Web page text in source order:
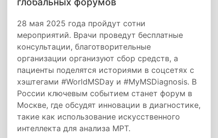
28 мая 2025 года пройдут сотни
мероприятий. Врачи проведут бесплатные
консультации, благотворительные
организации организуют сбор средств, а
пациенты поделятся историями в соцсетях с
хэштегами #WorldMSDay и #MyMSDiagnosis. В
России ключевым событием станет форум в
Москве, где обсудят инновации в диагностике,
такие как использование искусственного
интеллекта для анализа МРТ.